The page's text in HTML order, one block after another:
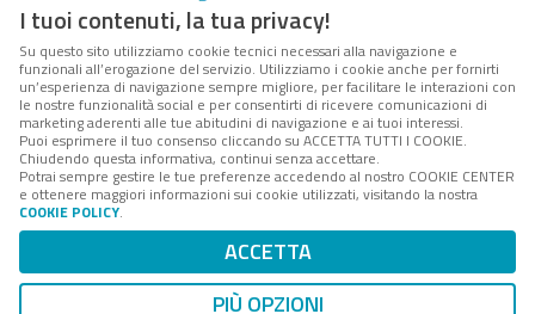
Forumpa.itè una pubblicazione telematica iscritta
presso Registro della stampa del Tribunale di Roma -
Reg. n. 182 del 2 maggio 2008 - Direttore resp. Michela
Stentella
FPA s.r.l. è società soggetta a Direzione e
Coordinamento da parte di Digital360 S.p.A. - FPA s.r.l.
è un'azienda certificata per il sistema di management
Codice Fiscale/Partita IVA n. 10693191008 - R.E.A. Roma
n. 1249791. ISP AWS
Mappa del sito
I tuoi contenuti, la tua privacy!
Su questo sito utilizziamo cookie tecnici necessari alla navigazione e
funzionali all’erogazione del servizio. Utilizziamo i cookie anche per fornirti
un’esperienza di navigazione sempre migliore, per facilitare le interazioni con
le nostre funzionalità social e per consentirti di ricevere comunicazioni di
marketing aderenti alle tue abitudini di navigazione e ai tuoi interessi.
Puoi esprimere il tuo consenso cliccando su ACCETTA TUTTI I COOKIE.
Chiudendo questa informativa, continui senza accettare.
Potrai sempre gestire le tue preferenze accedendo al nostro COOKIE CENTER
e ottenere maggiori informazioni sui cookie utilizzati, visitando la nostra
COOKIE POLICY.
ACCETTA
PIÙ OPZIONI